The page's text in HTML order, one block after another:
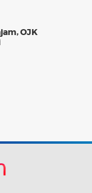
OJK